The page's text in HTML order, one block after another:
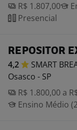
R$ 1.807,00
Presencial
REPOSITOR
4,2 SMART
Osasco - SP
R$ 1.800,00 a
Ensino Médio